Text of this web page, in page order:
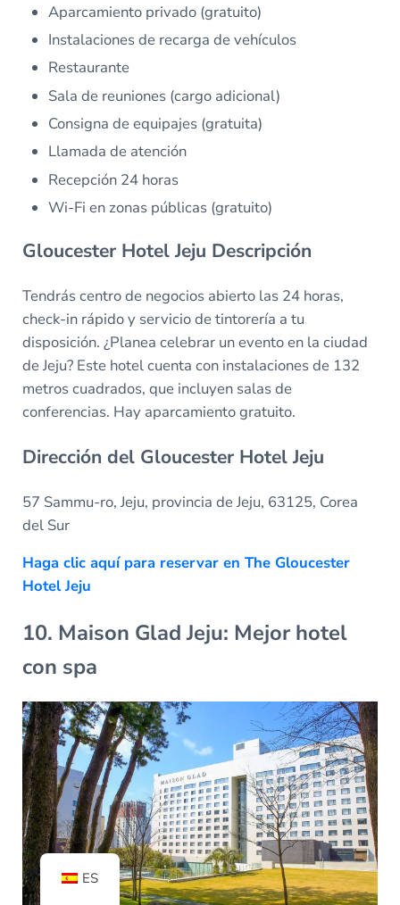
Aparcamiento privado (gratuito)
Instalaciones de recarga de vehículos
Restaurante
Sala de reuniones (cargo adicional)
Consigna de equipajes (gratuita)
Llamada de atención
Recepción 24 horas
Wi-Fi en zonas públicas (gratuito)
Gloucester Hotel Jeju Descripción
Tendrás centro de negocios abierto las 24 horas,
check-in rápido y servicio de tintorería a tu
disposición. ¿Planea celebrar un evento en la ciudad
de Jeju? Este hotel cuenta con instalaciones de 132
metros cuadrados, que incluyen salas de
conferencias. Hay aparcamiento gratuito.
Dirección del Gloucester Hotel Jeju
57 Sammu-ro, Jeju, provincia de Jeju, 63125, Corea
del Sur
Haga clic aquí para reservar en The Gloucester
Hotel Jeju
10. Maison Glad Jeju: Mejor hotel
con spa
ES